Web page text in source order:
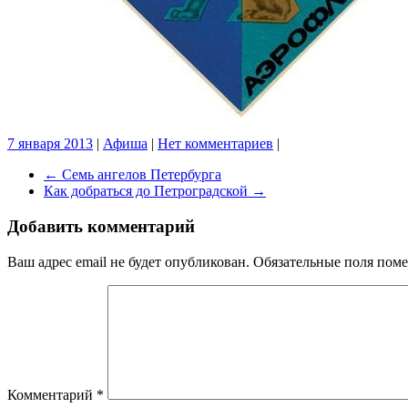
7 января 2013 | Афиша | Нет комментариев |
← Семь ангелов Петербурга
Как добраться до Петроградской →
Добавить комментарий
Ваш адрес email не будет опубликован. Обязательные поля
Комментарий *